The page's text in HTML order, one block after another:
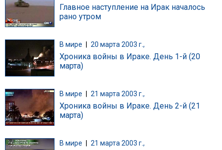
Главное наступление на Ирак началось
рано утром
В мире 20 марта 2003 г.,
Хроника войны в Ираке. День 1-й (20
марта)
В мире 21 марта 2003 г.,
Хроника войны в Ираке. День 2-й (21
марта)
В мире 21 марта 2003 г.,